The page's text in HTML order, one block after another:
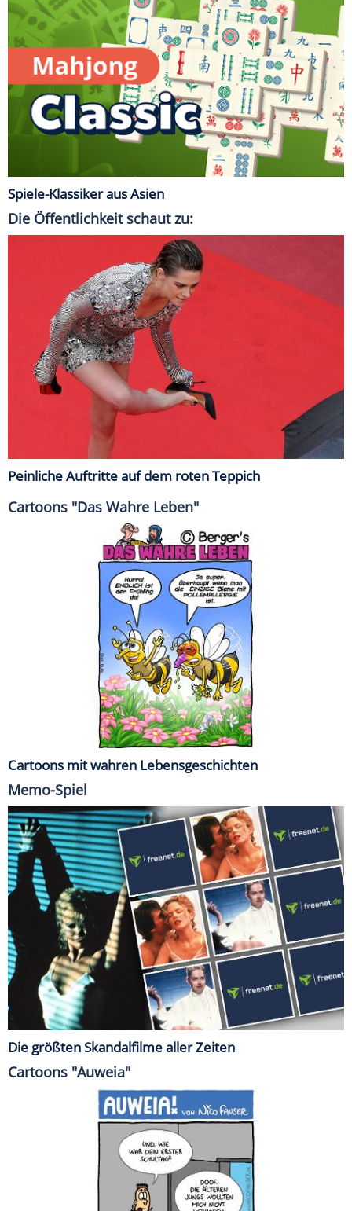
Spiele-Klassiker aus Asien
Die Öffentlichkeit schaut zu:
Peinliche Auftritte auf dem roten Teppich
Cartoons "Das Wahre Leben"
Cartoons mit wahren Lebensgeschichten
Memo-Spiel
Die größten Skandalfilme aller Zeiten
Cartoons "Auweia"